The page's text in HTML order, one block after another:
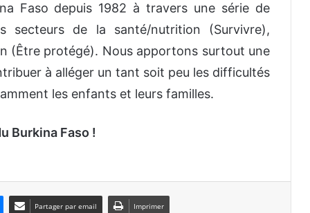
Faso depuis 1982 à travers une série de
de la santé/nutrition (Survivre),
(Être protégé). Nous apportons surtout une
à alléger un tant soit peu les difficultés
les enfants et leurs familles.
Burkina Faso !
Partager par email Imprimer